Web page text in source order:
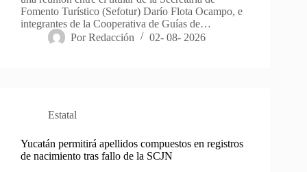
Fomento Turístico (Sefotur) Darío Flota Ocampo, e
integrantes de la Cooperativa de Guías de…
Por Redacción 02- 08- 2026
Estatal
Yucatán permitirá apellidos compuestos en registros
de nacimiento tras fallo de la SCJN